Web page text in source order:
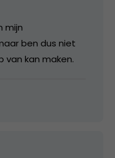
mijn
ben dus niet
van kan maken.